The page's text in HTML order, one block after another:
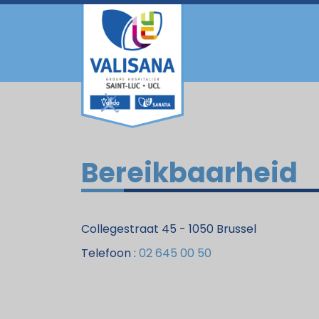
Bereikbaarheid
Collegestraat 45 - 1050 Brussel
Telefoon : 02 645 00 50